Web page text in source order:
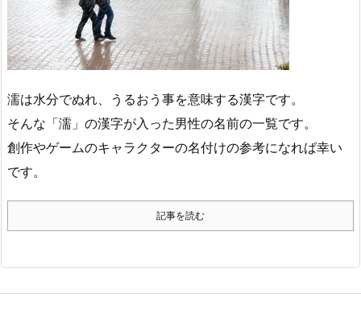
濡は水分でぬれ、うるおう事を意味する漢字です。
そんな「濡」の漢字が入った男性の名前の一覧です。
創作やゲームのキャラクターの名付けの参考になれば幸い
です。
記事を読む